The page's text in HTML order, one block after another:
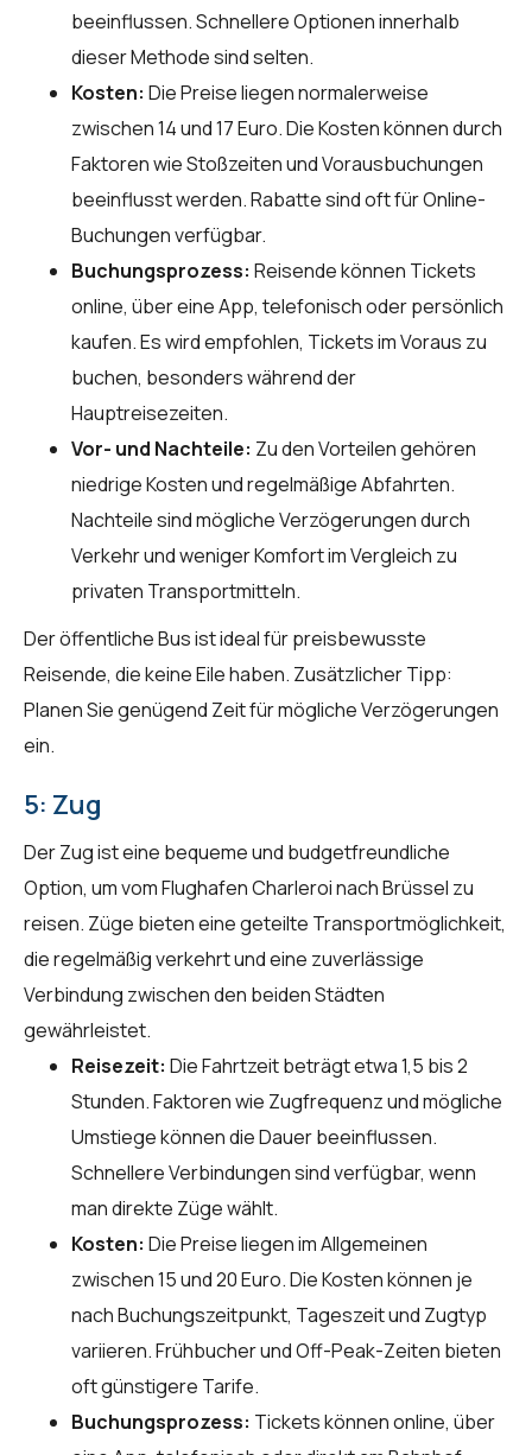
beeinflussen. Schnellere Optionen innerhalb
dieser Methode sind selten.
Kosten: Die Preise liegen normalerweise
zwischen 14 und 17 Euro. Die Kosten können durch
Faktoren wie Stoßzeiten und Vorausbuchungen
beeinflusst werden. Rabatte sind oft für Online-
Buchungen verfügbar.
Buchungsprozess: Reisende können Tickets
online, über eine App, telefonisch oder persönlich
kaufen. Es wird empfohlen, Tickets im Voraus zu
buchen, besonders während der
Hauptreisezeiten.
Vor- und Nachteile: Zu den Vorteilen gehören
niedrige Kosten und regelmäßige Abfahrten.
Nachteile sind mögliche Verzögerungen durch
Verkehr und weniger Komfort im Vergleich zu
privaten Transportmitteln.
Der öffentliche Bus ist ideal für preisbewusste
Reisende, die keine Eile haben. Zusätzlicher Tipp:
Planen Sie genügend Zeit für mögliche Verzögerungen
ein.
5: Zug
Der Zug ist eine bequeme und budgetfreundliche
Option, um vom Flughafen Charleroi nach Brüssel zu
reisen. Züge bieten eine geteilte Transportmöglichkeit,
die regelmäßig verkehrt und eine zuverlässige
Verbindung zwischen den beiden Städten
gewährleistet.
Reisezeit: Die Fahrtzeit beträgt etwa 1,5 bis 2
Stunden. Faktoren wie Zugfrequenz und mögliche
Umstiege können die Dauer beeinflussen.
Schnellere Verbindungen sind verfügbar, wenn
man direkte Züge wählt.
Kosten: Die Preise liegen im Allgemeinen
zwischen 15 und 20 Euro. Die Kosten können je
nach Buchungszeitpunkt, Tageszeit und Zugtyp
variieren. Frühbucher und Off-Peak-Zeiten bieten
oft günstigere Tarife.
Buchungsprozess: Tickets können online, über